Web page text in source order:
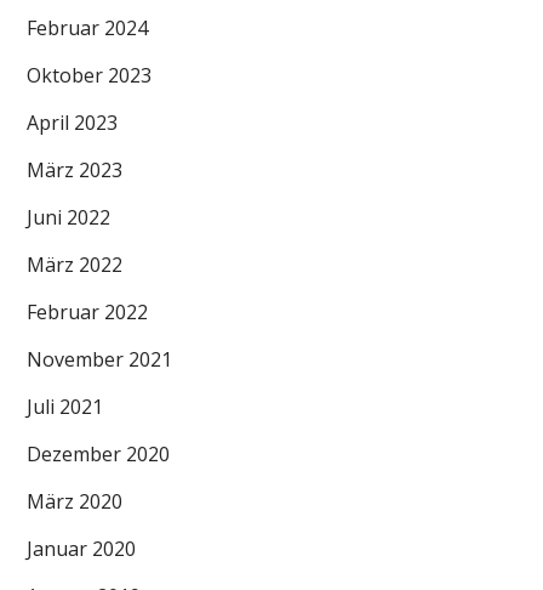
Februar 2024
Oktober 2023
April 2023
März 2023
Juni 2022
März 2022
Februar 2022
November 2021
Juli 2021
Dezember 2020
März 2020
Januar 2020